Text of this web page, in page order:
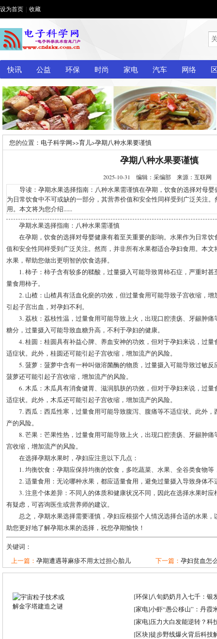
设为首页 收藏
快讯 公益 环保 时尚 家电 汽车 网络
您的位置： 电子科学网>>育儿>孕期八种水果要谨慎
孕期八种水果要谨慎
2025-10-31 编辑：采编部 来源：互联网
导读：孕期水果选择指南：八种水果需谨慎在孕期，饮食的选择对母婴
为日常饮食中不可或缺的一部分，其营养价值和安全性同样受到广泛关注
用。本文将为您介绍......
孕期水果选择指南：八种水果需谨慎
在孕期，饮食的选择对母婴健康有着至关重要的影响。水果作为日常
值和安全性同样受到广泛关注。然而，并非所有水果都适合孕妇食用。本
水果，帮助您做出更明智的饮食选择。
1. 柿子：柿子含有较多的鞣酸，过量摄入可能导致胃柿石症，严重时
量食用柿子。
2. 山楂：山楂具有活血化瘀的功效，但过量食用可能导致子宫收缩，
引起子宫出血，对孕妇不利。
3. 荔枝：荔枝性温，过量食用可能导致上火，出现口腔溃疡、牙龈肿
糖分，过量摄入可能导致血糖升高，不利于孕妇的健康。
4. 桂圆：桂圆具有补益心脾、养血安神的功效，但对于孕妇来说，过
适症状。此外，桂圆还可能引起子宫收缩，增加流产的风险。
5. 菠萝：菠萝中含有一种叫做溶菌酶的物质，过量摄入可能导致过敏
菠萝还可能引起子宫收缩，增加流产的风险。
6. 木瓜：木瓜具有消食健胃、滋润肌肤的功效，但对于孕妇来说，过
适症状。此外，木瓜还可能引起子宫收缩，增加流产的风险。
7. 西瓜：西瓜性寒，过量食用可能导致腹泻、腹痛等不适症状。此外
产的风险。
8. 芒果：芒果性热，过量食用可能导致上火，出现口腔溃疡、牙龈肿
宫收缩，增加流产的风险。
在选择孕期水果时，孕妇应注意以下几点：
1. 均衡饮食：孕期应保持均衡的饮食，多吃蔬菜、水果、全谷类食物
2. 适量食用：无论哪种水果，都应适量食用，避免过量摄入导致身体不
3. 注意个体差异：不同人的体质和健康状况不同，因此在选择水果时
有疑虑，可咨询医生或营养师的建议。
总之，孕期水果选择需要谨慎，孕妇应根据个人情况选择合适的水果
助您更好地了解孕期水果的选择，祝您孕期愉快！
关键词：
上一篇： 孕期遭遇荨麻疹不用太过担心胎儿 下一篇： 孕妇贫血怎
[环保]八旬奶奶月入七千：银
[家电]小虾“愚公移山”：丹霞
[家电]压力大白发能逆转？科
[区块]徒步野线爆火背后科技